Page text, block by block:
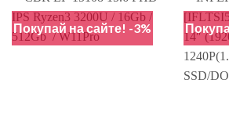
Покупай на сайте! -3%